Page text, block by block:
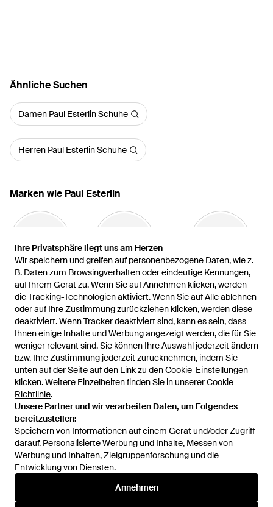
Ihre Privatsphäre liegt uns am Herzen
Wir speichern und greifen auf personenbezogene Daten, wie z.
B. Daten zum Browsingverhalten oder eindeutige Kennungen,
auf Ihrem Gerät zu. Wenn Sie auf Annehmen klicken, werden
die Tracking-Technologien aktiviert. Wenn Sie auf Alle ablehnen
oder auf Ihre Zustimmung zurückziehen klicken, werden diese
deaktiviert. Wenn Tracker deaktiviert sind, kann es sein, dass
Ihnen einige Inhalte und Werbung angezeigt werden, die für Sie
weniger relevant sind. Sie können Ihre Auswahl jederzeit ändern
bzw. Ihre Zustimmung jederzeit zurücknehmen, indem Sie
unten auf der Seite auf den Link zu den Cookie-Einstellungen
klicken. Weitere Einzelheiten finden Sie in unsererCookie-
Richtlinie.
Unsere Partner und wir verarbeiten Daten, um Folgendes
bereitzustellen:
Speichern von Informationen auf einem Gerät und/oder Zugriff
darauf. Personalisierte Werbung und Inhalte, Messen von
Werbung und Inhalten, Zielgruppenforschung und die
Entwicklung von Diensten.
Annehmen
Ihre Privatsphäre liegt uns am Herzen
Wir speichern und greifen auf personenbezogene Daten, wie z.
B. Daten zum Browsingverhalten oder eindeutige Kennungen,
auf Ihrem Gerät zu. Wenn Sie auf Annehmen klicken, werden
die Tracking-Technologien aktiviert. Wenn Sie auf Alle ablehnen
oder auf Ihre Zustimmung zurückziehen klicken, werden diese
deaktiviert. Wenn Tracker deaktiviert sind, kann es sein, dass
Ihnen einige Inhalte und Werbung angezeigt werden, die für Sie
weniger relevant sind. Sie können Ihre Auswahl jederzeit ändern
bzw. Ihre Zustimmung jederzeit zurücknehmen, indem Sie
unten auf der Seite auf den Link zu den Cookie-Einstellungen
klicken. Weitere Einzelheiten finden Sie in unsererCookie-
Richtlinie.
Unsere Partner und wir verarbeiten Daten, um Folgendes
bereitzustellen:
Speichern von Informationen auf einem Gerät und/oder Zugriff
darauf. Personalisierte Werbung und Inhalte, Messen von
Werbung und Inhalten, Zielgruppenforschung und die
Entwicklung von Diensten.
Annehmen
Ähnliche Suchen
Damen Paul Esterlin Schuhe
Herren Paul Esterlin Schuhe
Marken wie Paul Esterlin
Santha Maison Mihara Yasuhiro Stepney Workers Club
W6yz Collegium HIDNANDER
Mehr anzeigen
International